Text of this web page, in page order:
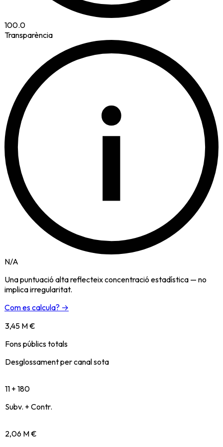
100.0
Transparència
i
N/A
Una puntuació alta reflecteix concentració estadística — no
implica irregularitat.
Com es calcula? →
3,45 M €
Fons públics totals
Desglossament per canal sota
11 + 180
Subv. + Contr.
2,06 M €